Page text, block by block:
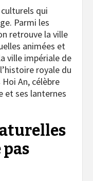
qui
Parmi les
retrouve la ville
animées et
ville impériale de
royale du
An, célèbre
et ses lanternes